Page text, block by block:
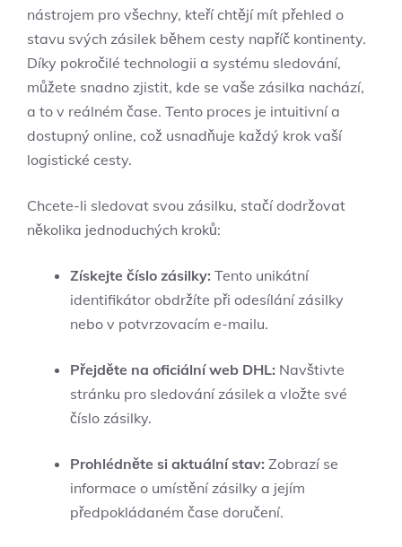
nástrojem pro všechny, kteří chtějí mít přehled o
stavu svých zásilek během cesty napříč kontinenty.
Díky pokročilé technologii a systému sledování,
můžete snadno zjistit, kde se vaše zásilka nachází,
a to v reálném čase. Tento proces je intuitivní a
dostupný online, což usnadňuje každý krok vaší
logistické cesty.
Chcete-li sledovat svou zásilku, stačí dodržovat
několika jednoduchých kroků:
Získejte číslo zásilky: Tento unikátní
identifikátor obdržíte při odesílání zásilky
nebo v potvrzovacím e-mailu.
Přejděte na oficiální web DHL: Navštivte
stránku pro sledování zásilek a vložte své
číslo zásilky.
Prohlédněte si aktuální stav: Zobrazí se
informace o umístění zásilky a jejím
předpokládaném čase doručení.